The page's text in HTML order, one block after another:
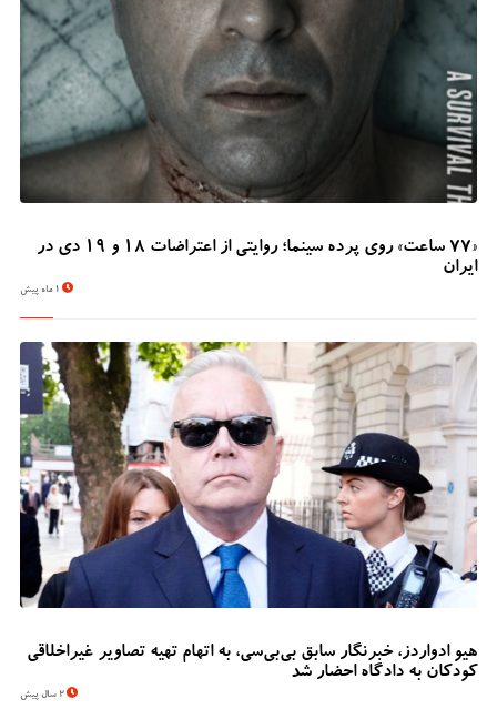
«۷۷ ساعت» روی پرده سینما؛ روایتی از اعتراضات ۱۸ و ۱۹ دی در
ایران
هیو ادواردز، خبرنگار سابق بی‌بی‌سی، به اتهام تهیه تصاویر غیراخلاقی
کودکان به دادگاه احضار شد
2 سال پیش